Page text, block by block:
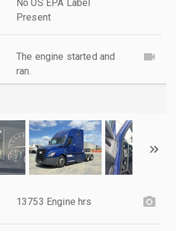
No US EPA Label
Present
The engine started and
ran.
13753 Engine hrs